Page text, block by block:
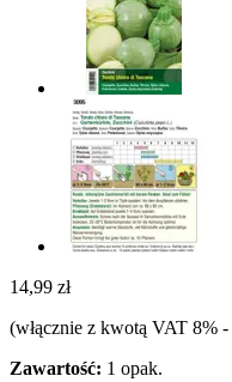
14,99 zł
(włącznie z kwotą VAT 8% -
Zawartość: 1 opak.